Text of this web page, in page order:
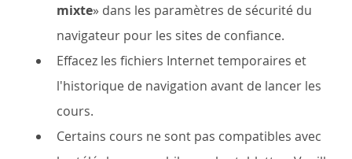
mixte» dans les paramètres de sécurité du
navigateur pour les sites de confiance.
Effacez les fichiers Internet temporaires et
l'historique de navigation avant de lancer les
cours.
Certains cours ne sont pas compatibles avec